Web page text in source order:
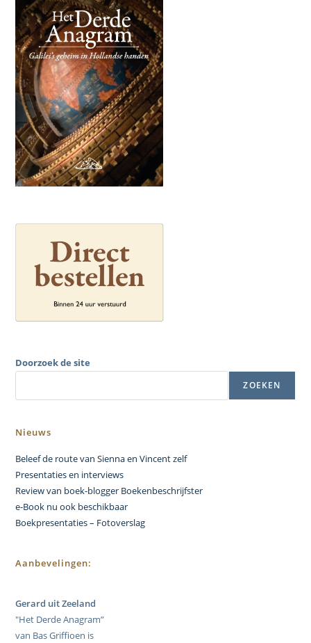
Doorzoek de site
ZOEKEN
Nieuws
Beleef de route van Sienna en Vincent zelf
Presentaties en interviews
Review van boek-blogger Boekenbeschrijfster
e-Book nu ook beschikbaar
Boekpresentaties – Fotoverslag
Aanbevelingen:
Gerard uit Zeeland
"Het Derde Anagram”
van Bas Griffioen is